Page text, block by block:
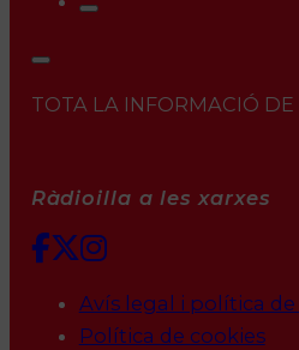
TOTA LA INFORMACIÓ
Ràdioilla a les xarxes
Avís legal i política
Política de cookies